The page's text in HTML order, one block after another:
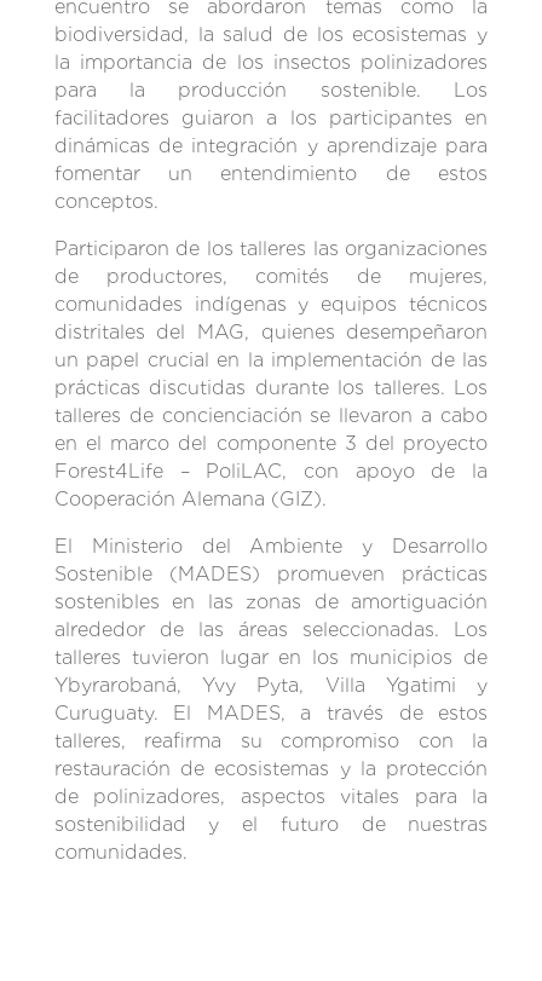
encuentro se abordaron temas como la
biodiversidad, la salud de los ecosistemas y
la importancia de los insectos polinizadores
para la producción sostenible. Los
facilitadores guiaron a los participantes en
dinámicas de integración y aprendizaje para
fomentar un entendimiento de estos
conceptos.
Participaron de los talleres las organizaciones
de productores, comités de mujeres,
comunidades indígenas y equipos técnicos
distritales del MAG, quienes desempeñaron
un papel crucial en la implementación de las
prácticas discutidas durante los talleres. Los
talleres de concienciación se llevaron a cabo
en el marco del componente 3 del proyecto
Forest4Life – PoliLAC, con apoyo de la
Cooperación Alemana (GIZ).
El Ministerio del Ambiente y Desarrollo
Sostenible (MADES) promueven prácticas
sostenibles en las zonas de amortiguación
alrededor de las áreas seleccionadas. Los
talleres tuvieron lugar en los municipios de
Ybyrarobaná, Yvy Pyta, Villa Ygatimi y
Curuguaty. El MADES, a través de estos
talleres, reafirma su compromiso con la
restauración de ecosistemas y la protección
de polinizadores, aspectos vitales para la
sostenibilidad y el futuro de nuestras
comunidades.